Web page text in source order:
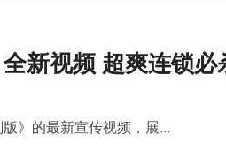
新视频 超爽连锁必
》的最新宣传视频，展…